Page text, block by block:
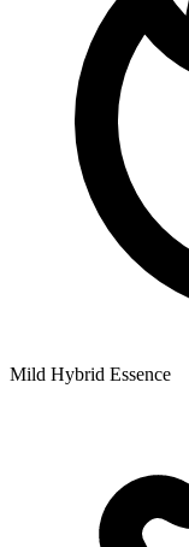
Mild Hybrid Essence